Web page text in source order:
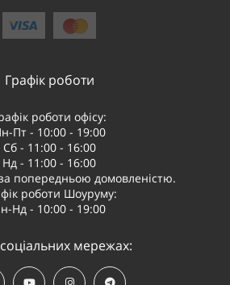
Графік роботи
роботи офісу:
Пт - 10:00 - 19:00
Сб - 11:00 - 16:00
Нд - 11:00 - 16:00
попередньою домовленістю.
роботи Шоуруму:
Нд - 10:00 - 19:00
мережах: